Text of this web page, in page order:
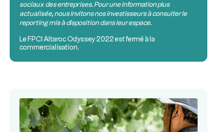
sociaux des entreprises. Pour une information plus
actualisée, nous invitons nos investisseurs à consulter le
reporting mis à disposition dans leur espace.
Le FPCI Altaroc Odyssey 2022 est fermé à la
commercialisation.